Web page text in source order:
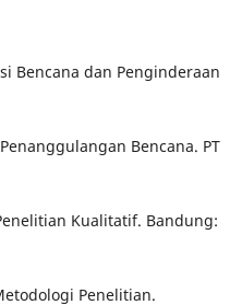
Bencana dan Penginderaan
Bencana. PT
Kualitatif. Bandung:
Penelitian.